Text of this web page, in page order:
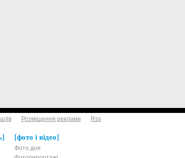
Розміщення реклами Rss
фото і відео
Фото дня